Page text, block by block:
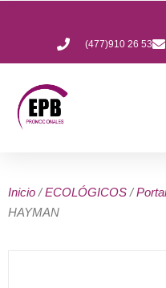
(477)910 26 53
Inicio /ECOLÓGICOS /
HAYMAN